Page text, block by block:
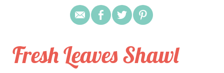
Fresh Leaves Shawl